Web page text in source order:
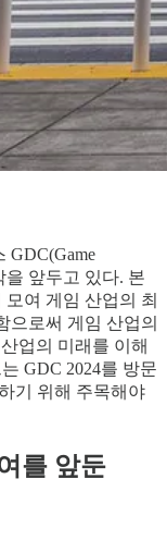
GDC(Game
을 앞두고 있다. 본
여 게임 산업의 최
으로써 게임 산업의
업의 미래를 이해
GDC 2024를 방문
기 위해 주목해야
를 앞둔